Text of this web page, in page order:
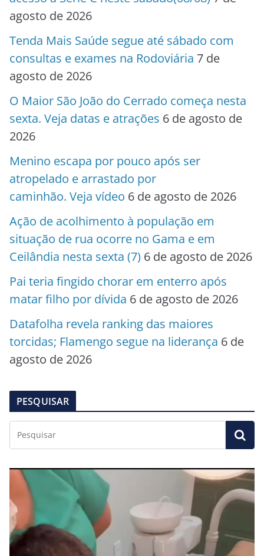
agosto de 2026
Tenda Mais Saúde segue até sábado com
consultas e exames na Rodoviária 7 de
agosto de 2026
O Maior São João do Cerrado começa nesta
sexta. Veja datas e atrações 6 de agosto de
2026
Menino escapa por pouco após ser
atropelado e arrastado por
caminhão. Veja vídeo 6 de agosto de 2026
Ação de acolhimento à população em
situação de rua ocorre no Gama e em
Ceilândia nesta sexta (7) 6 de agosto de 2026
Pai teria fingido chorar em enterro após
matar filho por dívida 6 de agosto de 2026
Datafolha revela ranking das maiores
torcidas; Flamengo segue na liderança 6 de
agosto de 2026
PESQUISAR